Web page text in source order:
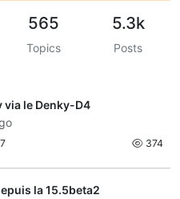
565
Topics
5.3k
Posts
le Denky-D4
7 374
la 15.5beta2